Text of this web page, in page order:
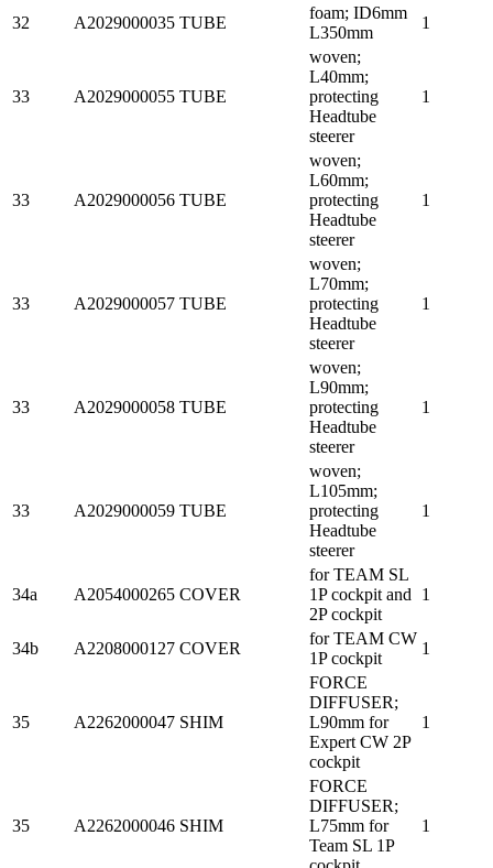
32 A2029000035 TUBE
foam; ID6mm
L350mm
1
33 A2029000055 TUBE
woven;
L40mm;
protecting
Headtube
steerer
1
33 A2029000056 TUBE
woven;
L60mm;
protecting
Headtube
steerer
1
33 A2029000057 TUBE
woven;
L70mm;
protecting
Headtube
steerer
1
33 A2029000058 TUBE
woven;
L90mm;
protecting
Headtube
steerer
1
33 A2029000059 TUBE
woven;
L105mm;
protecting
Headtube
steerer
1
34a A2054000265 COVER
for TEAM SL
1P cockpit and
2P cockpit
1
34b A2208000127 COVER
for TEAM CW
1P cockpit
1
35 A2262000047 SHIM
FORCE
DIFFUSER;
L90mm for
Expert CW 2P
cockpit
1
35 A2262000046 SHIM
FORCE
DIFFUSER;
L75mm for
Team SL 1P
1